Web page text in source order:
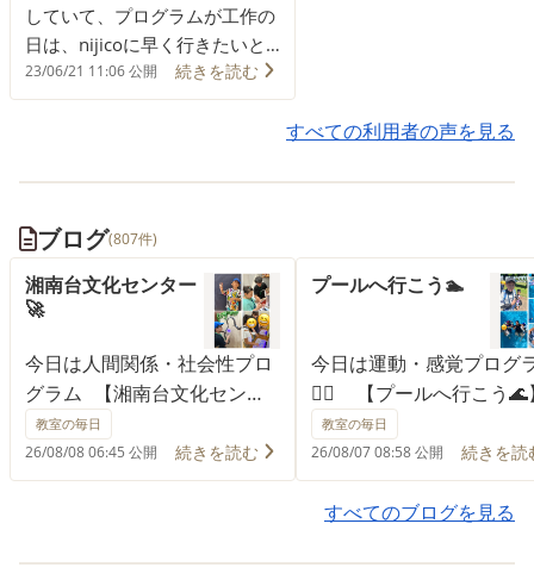
していて、プログラムが工作の
日は、nijicoに早く行きたいと
心待ちにしています。 すぐにか
んしゃくを起こしやすかった息
に通い始める前から比べると、
なくなりました。
23/06/21 11:06 公開 続きを読む
すべての利用者の声を見る
ブログ(807件)
湘南台文化センター
🚀
今日は人間関係・社会性プロ
グラム 【湘南台文化センタ
ーのイベントに遊びに行こ
う！】です！ ねらいは… ・
公共の場での過ごし方を考え
タッフの話を聞いて集団行動
教室の毎日
26/08/08 06:45 公開 続きを読む
プールへ行こう🏊
今日は運動・感覚プログ
🏊‍♂️ 【プールへ行こう🌊
す！ ねらいは… ・水中
全身を動かし、体力や運
能を高める！💪 ・水に
みながら、バランス感覚
施設でのルールやマナー
教室の毎日
26/08/07 08:58 公開 続きを読
すべてのブログを見る